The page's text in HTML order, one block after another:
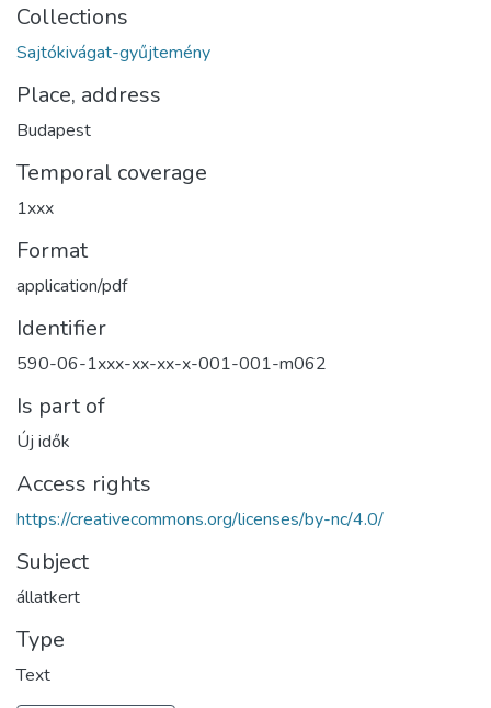
Collections
Sajtókivágat-gyűjtemény
Place, address
Budapest
Temporal coverage
1xxx
Format
application/pdf
Identifier
590-06-1xxx-xx-xx-x-001-001-m062
Is part of
Új idők
Access rights
https://creativecommons.org/licenses/by-nc/4.0/
Subject
állatkert
Type
Text